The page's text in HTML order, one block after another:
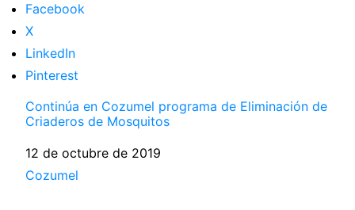
Facebook
X
LinkedIn
Pinterest
Continúa en Cozumel programa de Eliminación de
Criaderos de Mosquitos
Fecha
12 de octubre de 2019
Respecto a
Cozumel